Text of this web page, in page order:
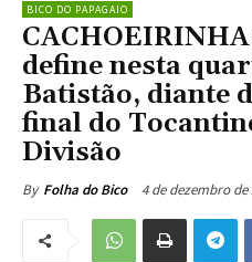
BICO DO PAPAGAIO
define nesta
Batistão, diante
final do
Divisão
By Folha do Bico 4 de dezembro de